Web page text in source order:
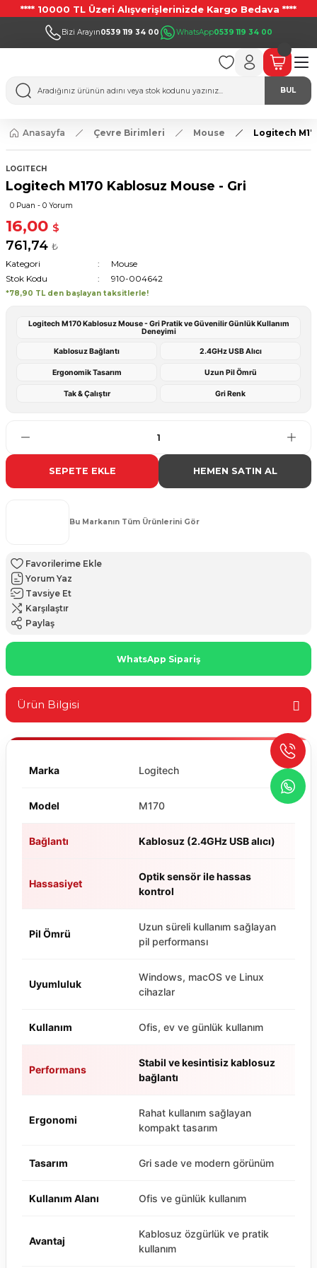
**** 10000 TL Üzeri Alışverişlerinizde Kargo Bedava ****
Bizi Arayın0539 119 34 00 WhatsApp0539 119 34 00
BUL
Anasayfa Çevre Birimleri Mouse Logitech
LOGITECH
Logitech M170 Kablosuz Mouse - Gri
0 Puan - 0 Yorum
16,00 $
761,74 ₺
Kategori
Mouse
Stok Kodu
910-004642
*78,90 TL den başlayan taksitlerle!
Logitech M170 Kablosuz Mouse - Gri Pratik ve Güvenilir Günlük Kullanım
Deneyimi
Kablosuz Bağlantı 2.4GHz USB Alıcı
Ergonomik Tasarım Uzun Pil Ömrü
Tak & Çalıştır Gri Renk
SEPETE EKLE HEMEN SATIN AL
Bu Markanın Tüm Ürünlerini Gör
Yorum Yaz
Tavsiye Et
Karşılaştır
Paylaş
WhatsApp Sipariş
Ürün Bilgisi
Marka Logitech
Model M170
Bağlantı Kablosuz (2.4GHz USB alıcı)
Hassasiyet
Optik sensör ile hassas
kontrol
Pil Ömrü
Uzun süreli kullanım sağlayan
pil performansı
Uyumluluk
Windows, macOS ve Linux
cihazlar
Kullanım Ofis, ev ve günlük kullanım
Performans
Stabil ve kesintisiz kablosuz
bağlantı
Ergonomi
Rahat kullanım sağlayan
kompakt tasarım
Tasarım Gri sade ve modern görünüm
Kullanım Alanı Ofis ve günlük kullanım
Avantaj
Kablosuz özgürlük ve pratik
kullanım